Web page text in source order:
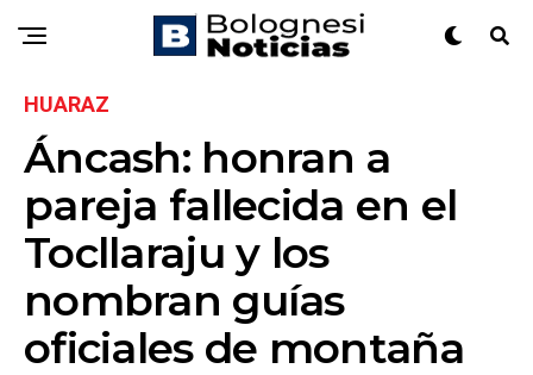
HUARAZ
Áncash: honran a
pareja fallecida en el
Tocllaraju y los
nombran guías
oficiales de montaña